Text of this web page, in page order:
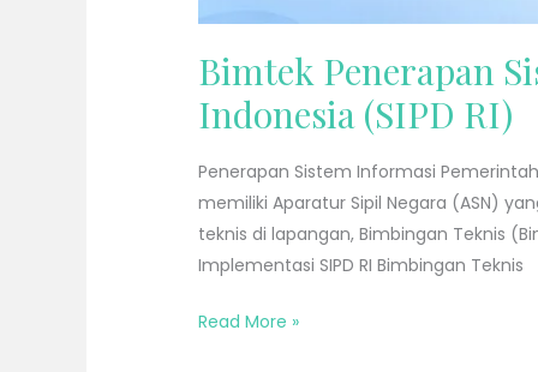
Bimtek Penerapan
Indonesia (SIPD RI)
Penerapan Sistem Informasi
memiliki Aparatur Sipil Negara (ASN)
teknis di lapangan, Bimbingan Teknis
Implementasi SIPD RI Bimbingan Teknis
Read More »